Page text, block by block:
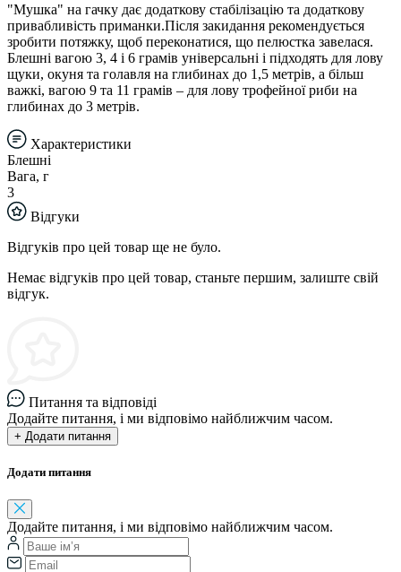
"Мушка" на гачку дає додаткову стабілізацію та додаткову
привабливість приманки.Після закидання рекомендується
зробити потяжку, щоб переконатися, що пелюстка завелася.
Блешні вагою 3, 4 і 6 грамів універсальні і підходять для лову
щуки, окуня та голавля на глибинах до 1,5 метрів, а більш
важкі, вагою 9 та 11 грамів – для лову трофейної риби на
глибинах до 3 метрів.
Характеристики
Блешні
Вага, г
3
Відгуки
Відгуків про цей товар ще не було.
Немає відгуків про цей товар, станьте першим, залиште свій
відгук.
Питання та відповіді
Додайте питання, і ми відповімо найближчим часом.
+ Додати питання
Додати питання
Додайте питання, і ми відповімо найближчим часом.